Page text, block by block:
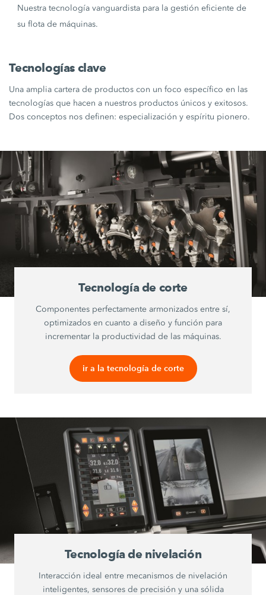
Nuestra tecnología vanguardista para la gestión eficiente de
su flota de máquinas.
Tecnologías clave
Una amplia cartera de productos con un foco específico en las
tecnologías que hacen a nuestros productos únicos y exitosos.
Dos conceptos nos definen: especialización y espíritu pionero.
Tecnología de corte
Componentes perfectamente armonizados entre sí,
optimizados en cuanto a diseño y función para
incrementar la productividad de las máquinas.
ir a la tecnología de corte
Tecnología de nivelación
Interacción ideal entre mecanismos de nivelación
inteligentes, sensores de precisión y una sólida